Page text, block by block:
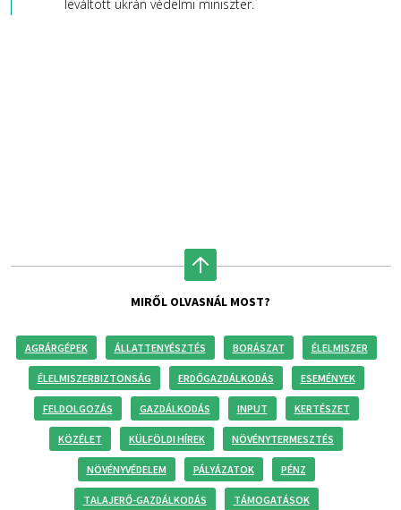
leváltott ukrán védelmi miniszter.
MIRŐL OLVASNÁL MOST?
AGRÁRGÉPEK ÁLLATTENYÉSZTÉS BORÁSZAT ÉLELMISZER
ÉLELMISZERBIZTONSÁG ERDŐGAZDÁLKODÁS ESEMÉNYEK
FELDOLGOZÁS GAZDÁLKODÁS INPUT KERTÉSZET
KÖZÉLET KÜLFÖLDI HÍREK NÖVÉNYTERMESZTÉS
NÖVÉNYVÉDELEM PÁLYÁZATOK PÉNZ
TALAJERŐ-GAZDÁLKODÁS TÁMOGATÁSOK